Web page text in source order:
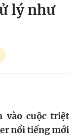
lý như
vào cuộc triệt
nổi tiếng mới